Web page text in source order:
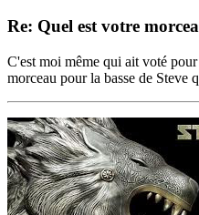
Re: Quel est votre
C'est moi même qui ait voté
morceau pour la basse de Steve